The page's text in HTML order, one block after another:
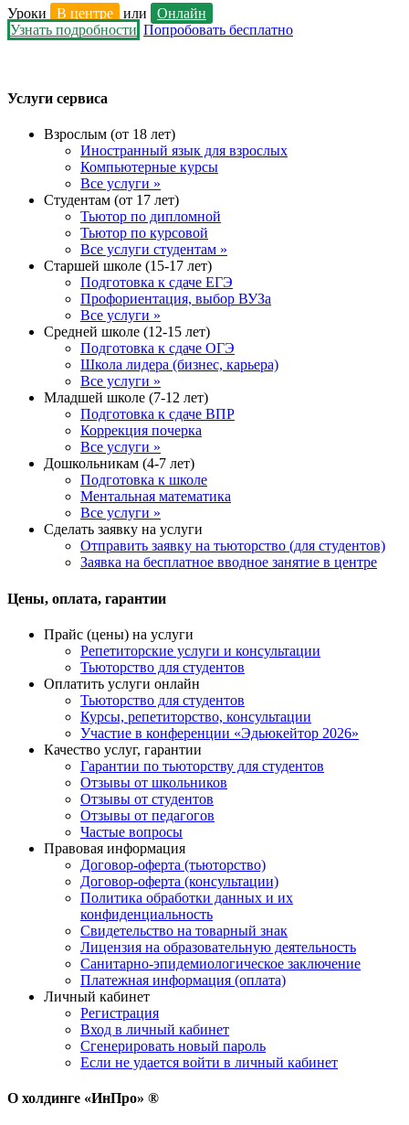
Уроки В центре или
Онлайн
Узнать подробности Попробовать бесплатно
Услуги сервиса
Взрослым (от 18 лет)
Иностранный язык для взрослых
Компьютерные курсы
Все услуги »
Студентам (от 17 лет)
Тьютор по дипломной
Тьютор по курсовой
Все услуги студентам »
Старшей школе (15-17 лет)
Подготовка к сдаче ЕГЭ
Профориентация, выбор ВУЗа
Все услуги »
Средней школе (12-15 лет)
Подготовка к сдаче ОГЭ
Школа лидера (бизнес, карьера)
Все услуги »
Младшей школе (7-12 лет)
Подготовка к сдаче ВПР
Коррекция почерка
Все услуги »
Дошкольникам (4-7 лет)
Подготовка к школе
Ментальная математика
Все услуги »
Сделать заявку на услуги
Отправить заявку на тьюторство (для студентов)
Заявка на бесплатное вводное занятие в центре
Цены, оплата, гарантии
Прайс (цены) на услуги
Репетиторские услуги и консультации
Тьюторство для студентов
Оплатить услуги онлайн
Тьюторство для студентов
Курсы, репетиторство, консультации
Участие в конференции «Эдьюкейтор 2026»
Качество услуг, гарантии
Гарантии по тьюторству для студентов
Отзывы от школьников
Отзывы от студентов
Отзывы от педагогов
Частые вопросы
Правовая информация
Договор-оферта (тьюторство)
Договор-оферта (консультации)
Политика обработки данных и их
конфиденциальность
Свидетельство на товарный знак
Лицензия на образовательную деятельность
Санитарно-эпидемиологическое заключение
Платежная информация (оплата)
Личный кабинет
Регистрация
Вход в личный кабинет
Сгенерировать новый пароль
Если не удается войти в личный кабинет
О холдинге «ИнПро» ®